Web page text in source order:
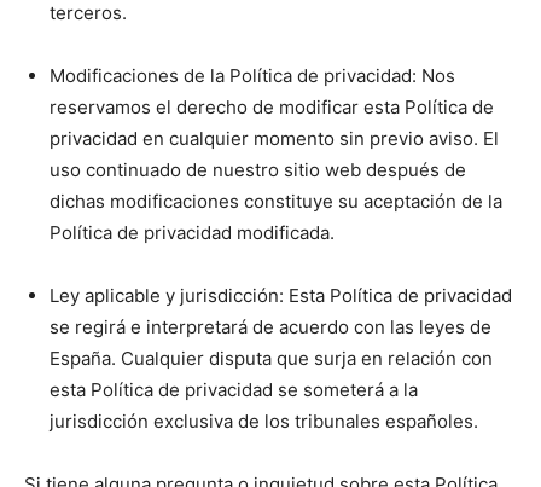
terceros.
Modificaciones de la Política de privacidad: Nos
reservamos el derecho de modificar esta Política de
privacidad en cualquier momento sin previo aviso. El
uso continuado de nuestro sitio web después de
dichas modificaciones constituye su aceptación de la
Política de privacidad modificada.
Ley aplicable y jurisdicción: Esta Política de privacidad
se regirá e interpretará de acuerdo con las leyes de
España. Cualquier disputa que surja en relación con
esta Política de privacidad se someterá a la
jurisdicción exclusiva de los tribunales españoles.